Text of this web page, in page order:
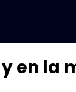
en la